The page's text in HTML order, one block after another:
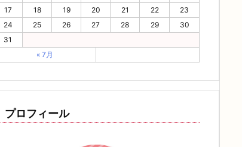
17
18 19 20 21 22
23
24
25 26 27 28 29
30
31
« 7月
プロフィール